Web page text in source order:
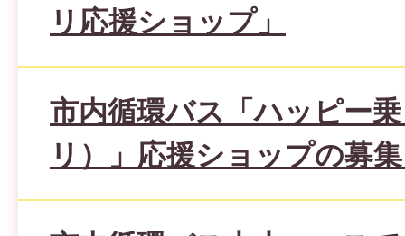
リ応援ショップ」
市内循環バス「ハッピー
リ）」応援ショップの募